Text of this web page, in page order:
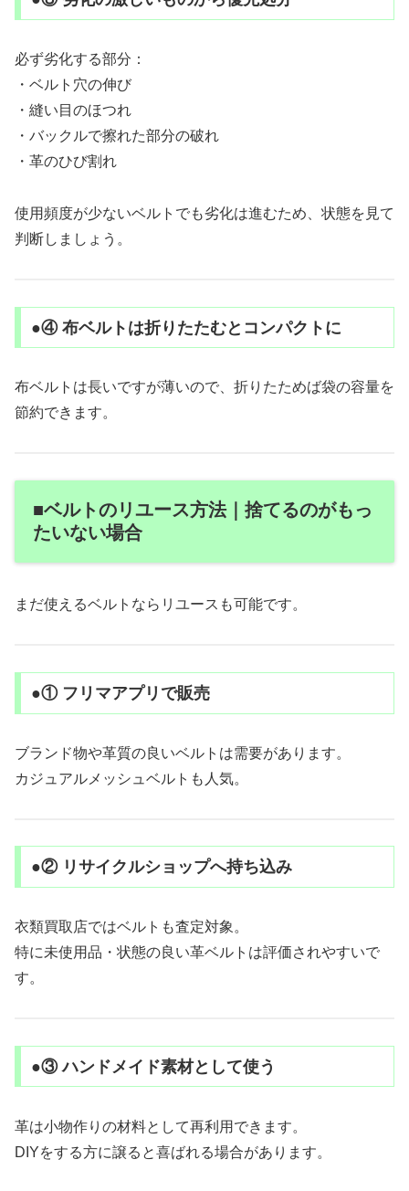
必ず劣化する部分：
・ベルト穴の伸び
・縫い目のほつれ
・バックルで擦れた部分の破れ
・革のひび割れ
使用頻度が少ないベルトでも劣化は進むため、状態を見て
判断しましょう。
●④ 布ベルトは折りたたむとコンパクトに
布ベルトは長いですが薄いので、折りたためば袋の容量を
節約できます。
■ベルトのリユース方法｜捨てるのがもっ
たいない場合
まだ使えるベルトならリユースも可能です。
●① フリマアプリで販売
ブランド物や革質の良いベルトは需要があります。
カジュアルメッシュベルトも人気。
●② リサイクルショップへ持ち込み
衣類買取店ではベルトも査定対象。
特に未使用品・状態の良い革ベルトは評価されやすいで
す。
●③ ハンドメイド素材として使う
革は小物作りの材料として再利用できます。
DIYをする方に譲ると喜ばれる場合があります。